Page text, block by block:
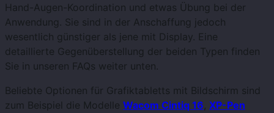
Hand-Augen-Koordination und etwas Übung bei der
Anwendung. Sie sind in der Anschaffung jedoch
wesentlich günstiger als jene mit Display. Eine
detaillierte Gegenüberstellung der beiden Typen finden
Sie in unseren FAQs weiter unten.
Beliebte Optionen für Grafiktabletts mit Bildschirm sind
zum Beispiel die Modelle Wacom Cintiq 16, XP-Pen